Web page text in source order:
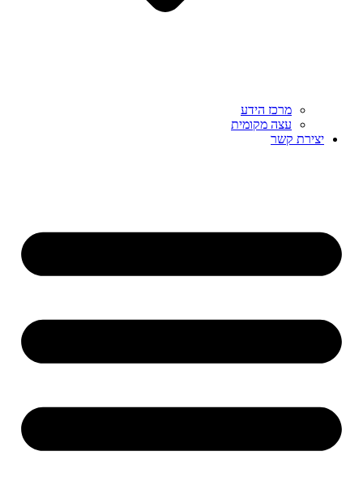
מרכז הידע
עצה מקומית
יצירת קשר